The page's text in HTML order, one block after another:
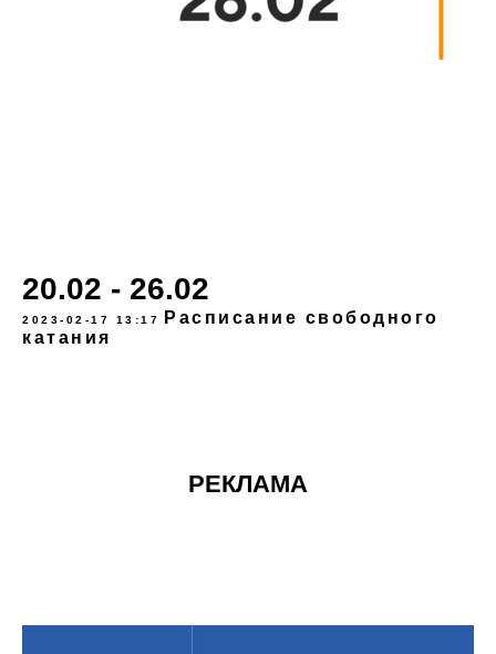
20.02 - 26.02
2023-02-17 13:17
Расписание свободного
катания
РЕКЛАМА